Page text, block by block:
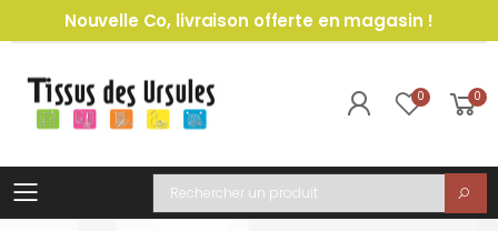
Nouvelle Co, livraison offerte en magasin !
0 0
Toggle mobile menu
Recherche